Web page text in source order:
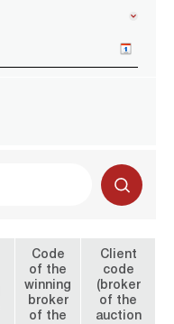
Code
of the
winning
broker
of the
Client
code
(broker
of the
auction